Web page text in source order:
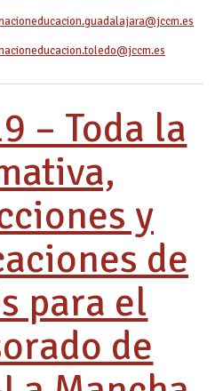
– Toda la
y
de
para el
de